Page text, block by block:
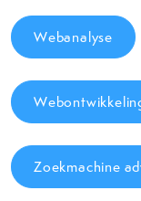
Webanalyse
Zoekmachine